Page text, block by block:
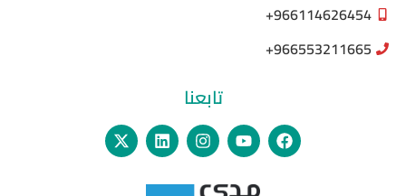
966114626454+
966553211665+
تابعنا